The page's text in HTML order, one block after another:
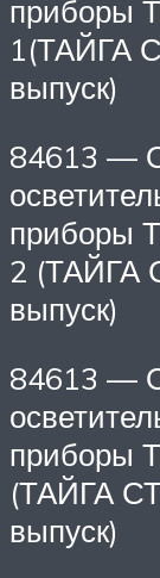
приборы
1(ТАЙГА
выпуск)
84613 —
приборы
2 (ТАЙГА
выпуск)
84613 —
приборы
(ТАЙГА
выпуск)